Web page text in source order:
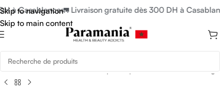
Skip to navigation
Skip to main content
à Casablanca🚛 Livraison gratuite dès 300 DH à
Soleil/Crèmes Solaires Corps & Après Soleil/Soin Bronzage